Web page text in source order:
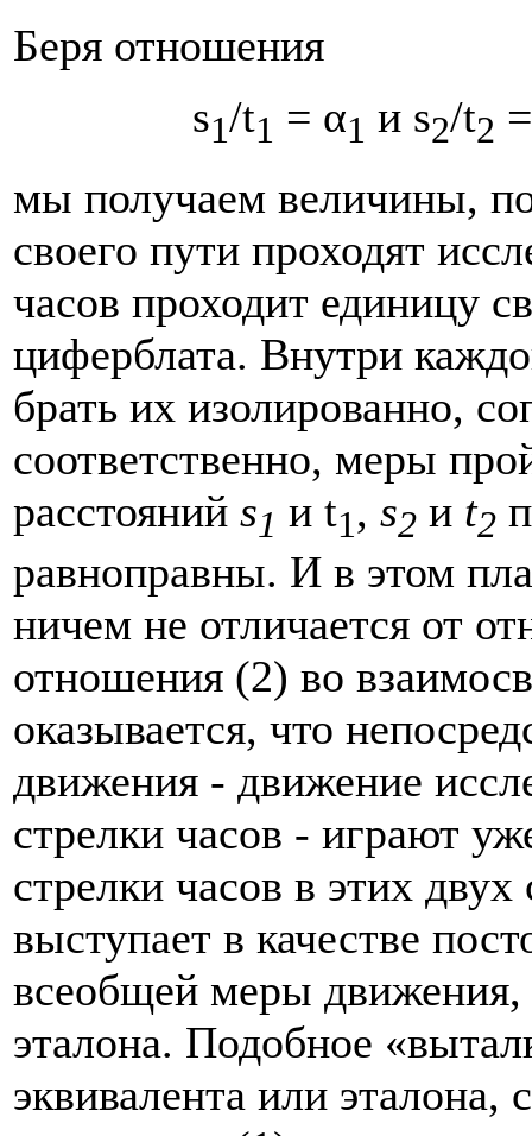
Беря отношения
s1/t1 = α1 и s2/t2
мы получаем величины,
своего пути про­ходят
часов проходит единицу
циферблата. Внутри
брать их изолированно,
соответственно, ме­ры
расстояний s1 и t1 , s2 и t2
равноправны. И в этом
ничем не отличается от
отношения (2) во
оказывается, что
движения - движение
стрелки часов - играют
стрелки часов в этих
выступает в качестве
всеобщей меры движения,
эталона. Подобное
эквивалента или эталона,